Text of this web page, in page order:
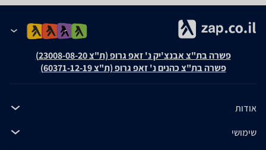
פשרה בת"צ אבנצ'יק נ' זאפ גרופ (ת"צ 23008-08-20)
פשרה בת"צ כהנים נ' זאפ גרופ (ת"צ 60371-12-19)
אודות
שימושי